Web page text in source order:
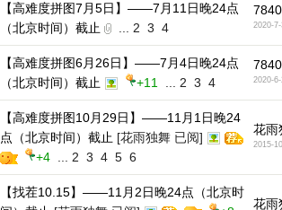
【高难度拼图7月5日】——7月11日晚24点
（北京时间）截止
2 3 4 2020-7-
【高难度拼图6月26日】——7月4日晚24点
（北京时间）截止
+11 2 3 4 2020-
【高难度拼图10月29日】——11月1日晚24
点（北京时间）截止 [花雨独舞 已阅]
+4
2 3 4 5 6
花雨
2015-
【找茬10.15】——11月2日晚24点（北京时
花雨